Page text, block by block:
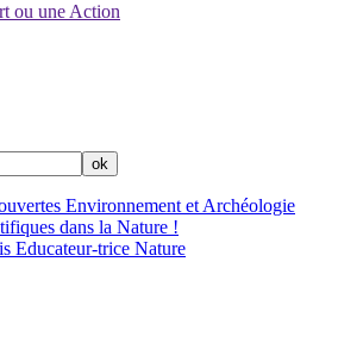
ou une Action
Environnement et Archéologie
dans la Nature !
Educateur-trice Nature